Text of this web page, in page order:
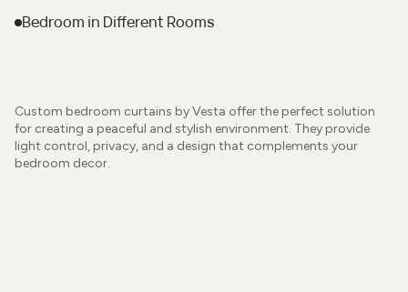
Bedroom in Different Rooms
Custom bedroom curtains by Vesta offer the perfect solution
for creating a peaceful and stylish environment. They provide
light control, privacy, and a design that complements your
bedroom decor.